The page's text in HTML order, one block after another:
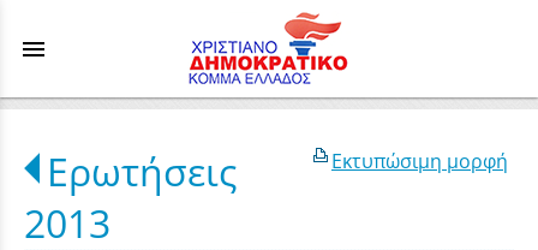
menu
Εκτυπώσιμη μορφή
Ερωτήσεις
2013